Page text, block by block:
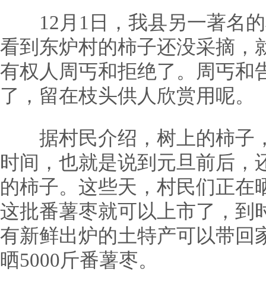
12月1日，我县另一著名的
看到东炉村的柿子还没采摘，
有权人周丐和拒绝了。周丐和
了，留在枝头供人欣赏用呢。
据村民介绍，树上的柿子
时间，也就是说到元旦前后，
的柿子。这些天，村民们正在
这批番薯枣就可以上市了，到
有新鲜出炉的土特产可以带回
晒5000斤番薯枣。